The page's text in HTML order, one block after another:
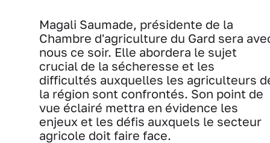
Magali Saumade, présidente de la
Chambre d'agriculture du Gard sera
nous ce soir. Elle abordera le sujet
crucial de la sécheresse et les
difficultés auxquelles les agriculteurs
la région sont confrontés. Son point de
vue éclairé mettra en évidence les
enjeux et les défis auxquels le secteur
agricole doit faire face.